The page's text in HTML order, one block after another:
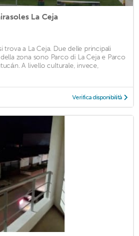
La Ceja
a La Ceja. Due delle principali
zona sono Parco di La Ceja e Parco
A livello culturale, invece,
Verifica disponibilità